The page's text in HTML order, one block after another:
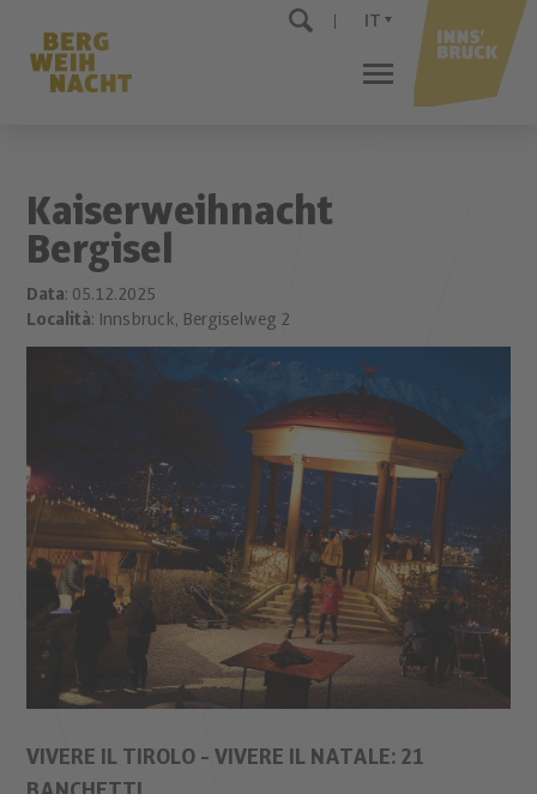
IT
Kaiserweihnacht
Bergisel
Data: 05.12.2025
Località: Innsbruck, Bergiselweg 2
VIVERE IL TIROLO - VIVERE IL NATALE: 21